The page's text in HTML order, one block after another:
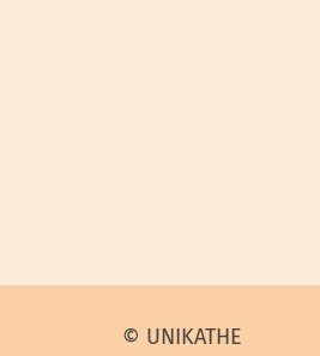
© UNIKATHE